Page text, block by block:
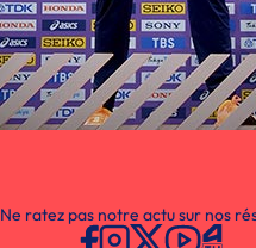
Ne ratez pas notre actu sur nos